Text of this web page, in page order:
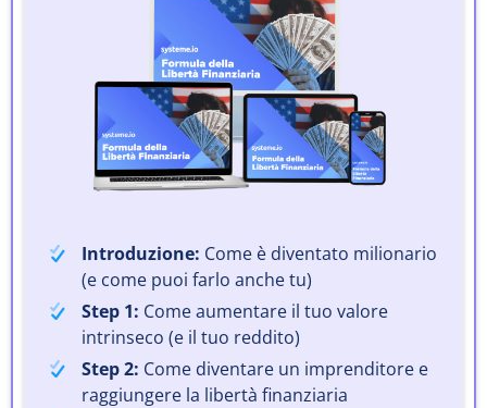
Introduzione: Come è diventato milionario
(e come puoi farlo anche tu)
Step 1: Come aumentare il tuo valore
intrinseco (e il tuo reddito)
Step 2: Come diventare un imprenditore e
raggiungere la libertà finanziaria